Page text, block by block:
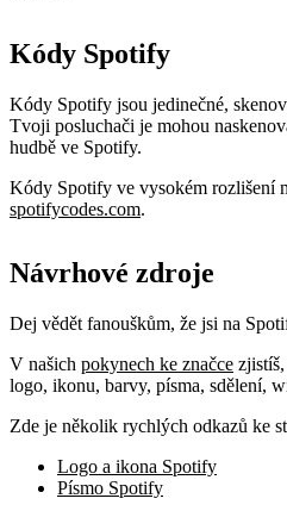
Kódy Spotify
Kódy Spotify jsou jedinečné,
Tvoji posluchači je mohou
hudbě ve Spotify.
Kódy Spotify ve vysokém rozlišení
spotifycodes.com.
Návrhové zdroje
Dej vědět fanouškům, že jsi na
V našich pokynech ke značce
logo, ikonu, barvy, písma, sdělení,
Zde je několik rychlých odkazů ke
Logo a ikona Spotify
Písmo Spotify